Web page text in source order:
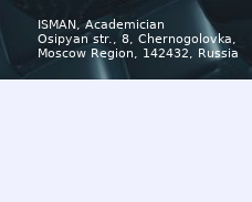
ISMAN, Academician
Osipyan str., 8, Chernogolovka,
Moscow Region, 142432, Russia